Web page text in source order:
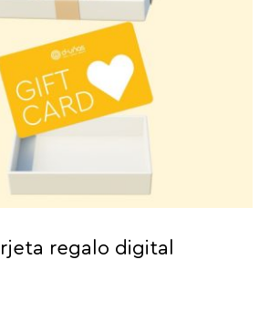
regalo digital